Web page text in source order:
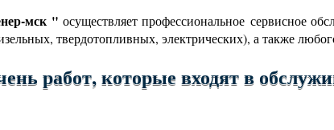
мск " осуществляет профессиональное сервисное
твердотопливных, электрических), а также
работ, которые входят в